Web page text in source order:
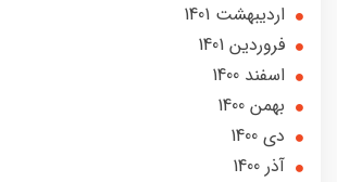
ارديبهشت 1401
فروردین 1401
اسفند 1400
بهمن 1400
دی 1400
آذر 1400